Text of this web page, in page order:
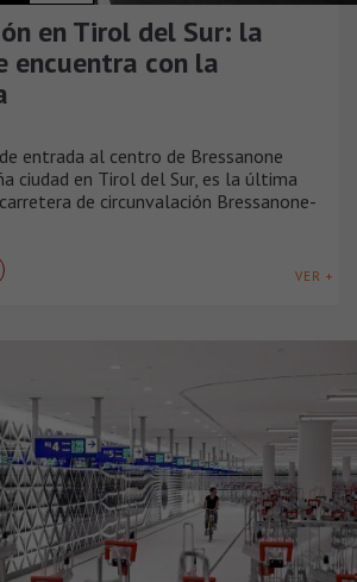
en Tirol del Sur: la
encuentra con la
entrada al centro de Bressanone
ciudad en Tirol del Sur, es la última
de circunvalación Bressanone-
VER +